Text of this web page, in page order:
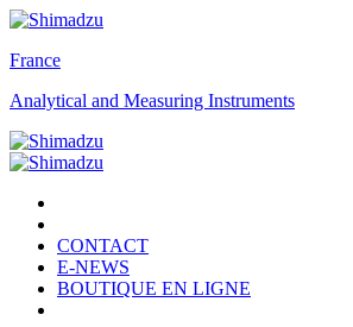
France
Analytical and Measuring Instruments
CONTACT
E-NEWS
BOUTIQUE EN LIGNE